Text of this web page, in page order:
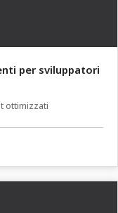
per sviluppatori
ottimizzati